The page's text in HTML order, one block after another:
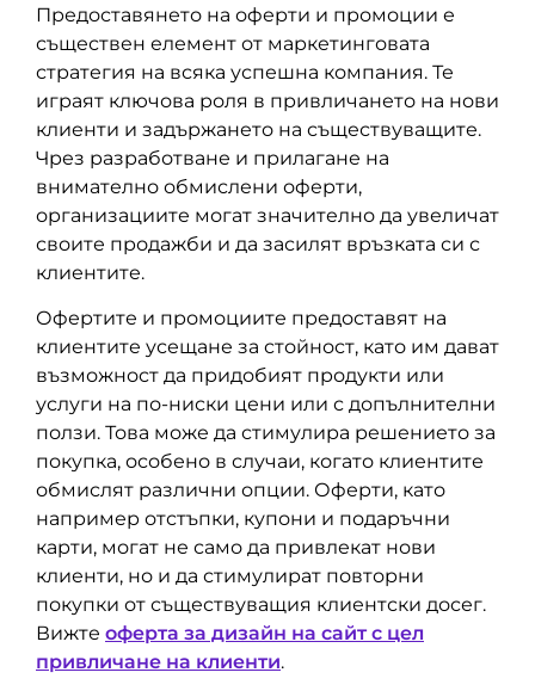
Предоставянето на оферти и промоции е
съществен елемент от маркетинговата
стратегия на всяка успешна компания. Те
играят ключова роля в привличането на нови
клиенти и задържането на съществуващите.
Чрез разработване и прилагане на
внимателно обмислени оферти,
организациите могат значително да увеличат
своите продажби и да засилят връзката си с
клиентите.
Офертите и промоциите предоставят на
клиентите усещане за стойност, като им дават
възможност да придобият продукти или
услуги на по-ниски цени или с допълнителни
ползи. Това може да стимулира решението за
покупка, особено в случаи, когато клиентите
обмислят различни опции. Оферти, като
например отстъпки, купони и подаръчни
карти, могат не само да привлекат нови
клиенти, но и да стимулират повторни
покупки от съществуващия клиентски досег.
Вижте оферта за дизайн на сайт с цел
привличане на клиенти.